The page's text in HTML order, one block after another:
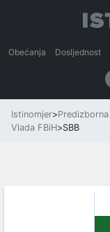
Obećanja Dosljednost
Istinomjer>
Vlada FBiH>SBB